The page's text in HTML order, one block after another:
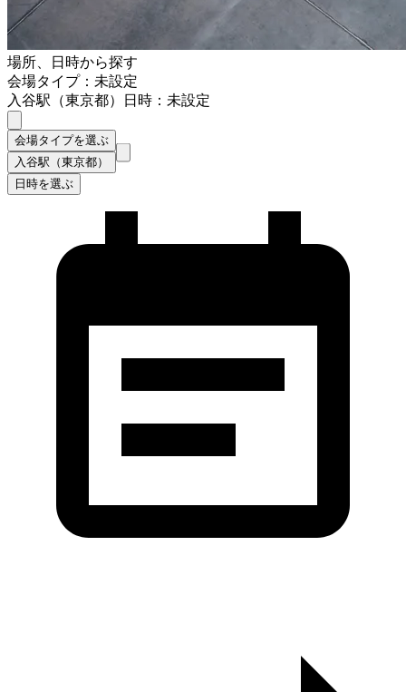
場所、日時から探す
会場タイプ：未設定
入谷駅（東京都）
日時：未設定
会場タイプを選ぶ
入谷駅（東京都）
日時を選ぶ